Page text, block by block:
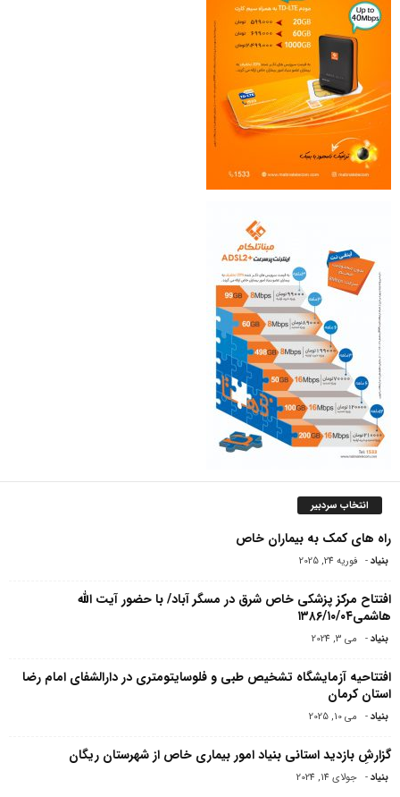
انتخاب سردبیر
راه های کمک به بیماران خاص
بنیاد- فوریه 24, 2025
افتتاح مرکز پزشکی خاص شرق در مسگر آباد/ با حضور آیت الله
هاشمی۱۳۸۶/۱۰/۰۴
بنیاد- می 3, 2024
افتتاحیه آزمایشگاه تشخیص طبی و فلوسایتومتری در دارالشفای امام رضا
استان کرمان
بنیاد- می 10, 2025
گزارشِ بازدید استانی بنیاد امور بیماری خاص از شهرستان ریگان
بنیاد- جولای 14, 2024